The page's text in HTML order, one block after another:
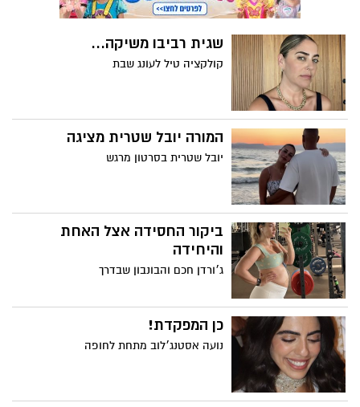
שגית רביבו משיקה...
קולקציה טיל לעונג שבת
המורה יובל שטרית מציגה
יובל שטרית בסרטון מרגש
ביקור החסידה אצל האחת
והיחידה
ג׳ורדן חכם והבונבון שבדרך
כן המפקדת!
נועה אסטנג׳לוב מתחת לחופה